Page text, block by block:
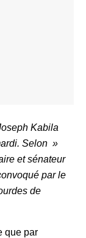
Kabila
Selon »
et sénateur
par le
de
que par